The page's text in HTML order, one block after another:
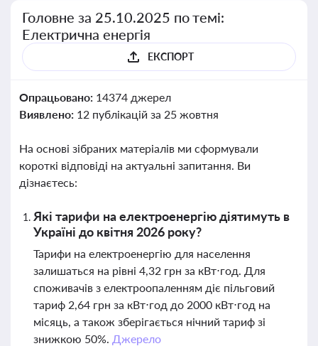
Головне за 25.10.2025 по темі:
Електрична енергія
ЕКСПОРТ
Опрацьовано: 14374 джерел
Виявлено: 12 публікацій за 25 жовтня
На основі зібраних матеріалів ми сформували
короткі відповіді на актуальні запитання. Ви
дізнаєтесь:
Які тарифи на електроенергію діятимуть в
Україні до квітня 2026 року?
Тарифи на електроенергію для населення
залишаться на рівні 4,32 грн за кВт⋅год. Для
споживачів з електроопаленням діє пільговий
тариф 2,64 грн за кВт⋅год до 2000 кВт⋅год на
місяць, а також зберігається нічний тариф зі
знижкою 50%. Джерело